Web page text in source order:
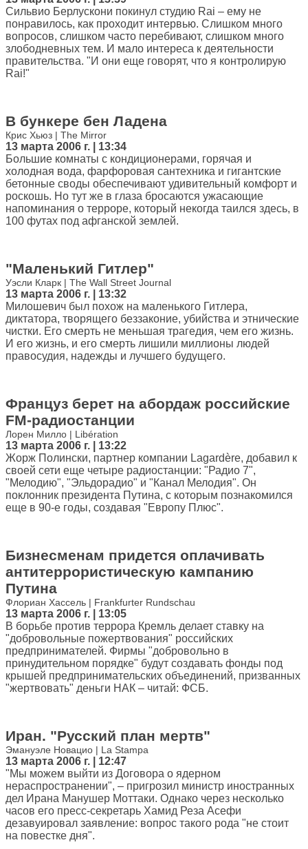
Сильвио Берлускони покинул студию Rai – ему не
понравилось, как проходит интервью. Слишком много
вопросов, слишком часто перебивают, слишком много
злободневных тем. И мало интереса к деятельности
правительства. "И они еще говорят, что я контролирую
Rai!"
В бункере бен Ладена
Крис Хьюз | The Mirror
13 марта 2006 г. | 13:34
Большие комнаты с кондиционерами, горячая и
холодная вода, фарфоровая сантехника и гигантские
бетонные своды обеспечивают удивительный комфорт и
роскошь. Но тут же в глаза бросаются ужасающие
напоминания о терроре, который некогда таился здесь, в
100 футах под афганской землей.
"Маленький Гитлер"
Уэсли Кларк | The Wall Street Journal
13 марта 2006 г. | 13:32
Милошевич был похож на маленького Гитлера,
диктатора, творящего беззаконие, убийства и этнические
чистки. Его смерть не меньшая трагедия, чем его жизнь.
И его жизнь, и его смерть лишили миллионы людей
правосудия, надежды и лучшего будущего.
Француз берет на абордаж российские
FM-радиостанции
Лорен Милло | Libération
13 марта 2006 г. | 13:22
Жорж Полински, партнер компании Lagardère, добавил к
своей сети еще четыре радиостанции: "Радио 7",
"Мелодию", "Эльдорадио" и "Канал Мелодия". Он
поклонник президента Путина, с которым познакомился
еще в 90-е годы, создавая "Европу Плюс".
Бизнесменам придется оплачивать
антитеррористическую кампанию
Путина
Флориан Хассель | Frankfurter Rundschau
13 марта 2006 г. | 13:05
В борьбе против террора Кремль делает ставку на
"добровольные пожертвования" российских
предпринимателей. Фирмы "добровольно в
принудительном порядке" будут создавать фонды под
крышей предпринимательских объединений, призванных
"жертвовать" деньги НАК – читай: ФСБ.
Иран. "Русский план мертв"
Эмануэле Новацио | La Stampa
13 марта 2006 г. | 12:47
"Мы можем выйти из Договора о ядерном
нераспространении", – пригрозил министр иностранных
дел Ирана Манушер Моттаки. Однако через несколько
часов его пресс-секретарь Хамид Реза Асефи
дезавуировал заявление: вопрос такого рода "не стоит
на повестке дня".